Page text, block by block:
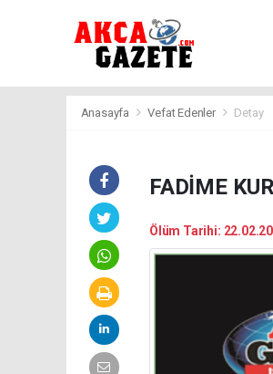
Anasayfa Vefat Edenler Detay
FADİME
Ölüm Tarihi: